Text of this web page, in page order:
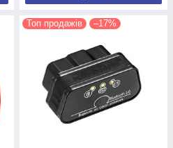
Топ продажів –17%